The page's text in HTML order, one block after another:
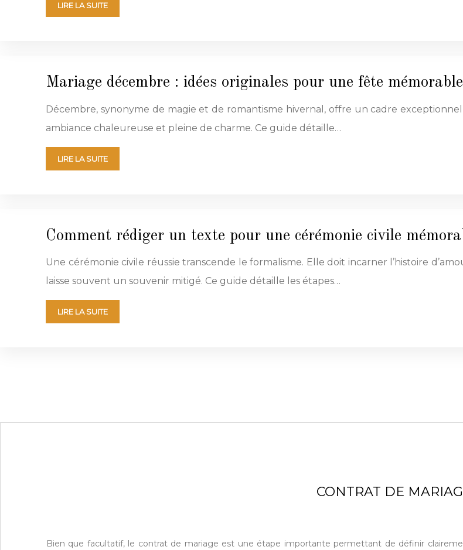
LIRE LA SUITE
Mariage décembre : idées originales pour une fête mémorable
Décembre, synonyme de magie et de romantisme hivernal, offre un cadre
ambiance chaleureuse et pleine de charme. Ce guide détaille…
LIRE LA SUITE
Comment rédiger un texte pour une cérémonie civile
Une cérémonie civile réussie transcende le formalisme. Elle doit incarner l’histoire
laisse souvent un souvenir mitigé. Ce guide détaille les étapes…
LIRE LA SUITE
CONTRAT DE
Bien que facultatif, le contrat de mariage est une étape importante permettant de définir